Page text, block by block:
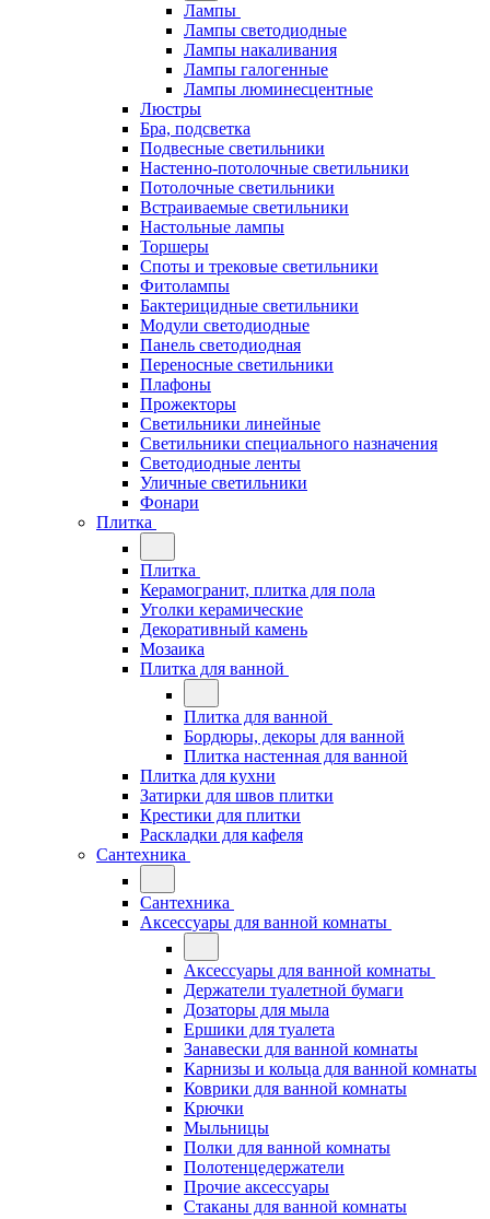
Лампы
Лампы светодиодные
Лампы накаливания
Лампы галогенные
Лампы люминесцентные
Люстры
Бра, подсветка
Подвесные светильники
Настенно-потолочные светильники
Потолочные светильники
Встраиваемые светильники
Настольные лампы
Торшеры
Споты и трековые светильники
Фитолампы
Бактерицидные светильники
Модули светодиодные
Панель светодиодная
Переносные светильники
Плафоны
Прожекторы
Светильники линейные
Светильники специального назначения
Светодиодные ленты
Уличные светильники
Фонари
Плитка
Плитка
Керамогранит, плитка для пола
Уголки керамические
Декоративный камень
Мозаика
Плитка для ванной
Плитка для ванной
Бордюры, декоры для ванной
Плитка настенная для ванной
Плитка для кухни
Затирки для швов плитки
Крестики для плитки
Раскладки для кафеля
Сантехника
Сантехника
Аксессуары для ванной комнаты
Аксессуары для ванной комнаты
Держатели туалетной бумаги
Дозаторы для мыла
Ершики для туалета
Занавески для ванной комнаты
Карнизы и кольца для ванной комнаты
Коврики для ванной комнаты
Крючки
Мыльницы
Полки для ванной комнаты
Полотенцедержатели
Прочие аксессуары
Стаканы для ванной комнаты